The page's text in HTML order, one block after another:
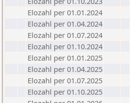
Elozahl per 01.01.2024
Elozahl per 01.04.2024
Elozahl per 01.07.2024
Elozahl per 01.10.2024
Elozahl per 01.01.2025
Elozahl per 01.04.2025
Elozahl per 01.07.2025
Elozahl per 01.10.2025